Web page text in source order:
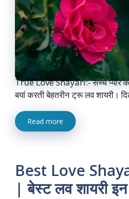
True Love Shayari:- सच्चे प्यार
बयां करती बेहतरीन ट्रू लव शायरी।
Read more
Best Love
| बेस्ट लव शायरी इन